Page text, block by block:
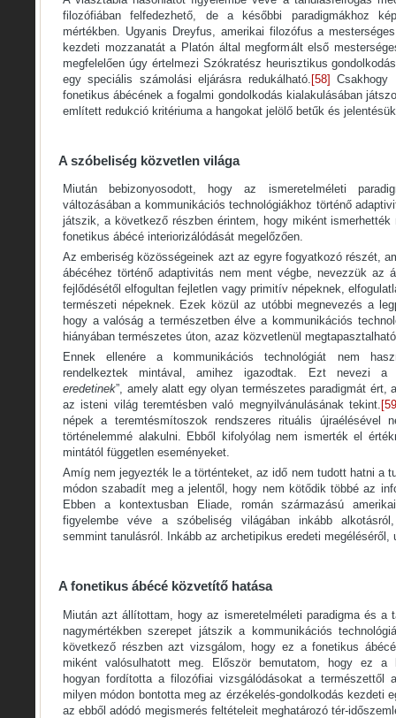
filozófiában felfedezhető, de a későbbi paradigmákhoz
mértékben. Ugyanis Dreyfus, amerikai filozófus a
kezdeti mozzanatát a Platón által megformált első
megfelelően úgy értelmezi Szókratész heurisztikus
egy speciális számolási eljárásra redukálható. [58] Csakhogy
fonetikus ábécének a fogalmi gondolkodás kialakulásában
említett redukció kritériuma a hangokat jelölő betűk és
A szóbeliség közvetlen világa
Miután bebizonyosodott, hogy az ismeretelméleti
változásában a kommunikációs technológiákhoz történő
játszik, a következő részben érintem, hogy miként
fonetikus ábécé interiorizálódását megelőzően.
Az emberiség közösségeinek azt az egyre fogyatkozó részét,
ábécéhez történő adaptivitás nem ment végbe, nevezzük az
fejlődésétől elfogultan fejletlen vagy primitív népeknek,
természeti népeknek. Ezek közül az utóbbi megnevezés a
hogy a valóság a természetben élve a kommunikációs
hiányában természetes úton, azaz közvetlenül
Ennek ellenére a kommunikációs technológiát nem
rendelkeztek mintával, amihez igazodtak. Ezt nevezi a
eredetinek”, amely alatt egy olyan természetes paradigmát ért,
az isteni világ teremtésben való megnyilvánulásának tekint.
népek a teremtésmítoszok rendszeres rituális újraélésével
történelemmé alakulni. Ebből kifolyólag nem ismerték el
mintától független eseményeket.
Amíg nem jegyezték le a történteket, az idő nem tudott hatni a
módon szabadít meg a jelentől, hogy nem kötődik többé az
Ebben a kontextusban Eliade, román származású
figyelembe véve a szóbeliség világában inkább
semmint tanulásról. Inkább az archetipikus eredeti megéléséről,
A fonetikus ábécé közvetítő hatása
Miután azt állítottam, hogy az ismeretelméleti paradigma és a
nagymértékben szerepet játszik a kommunikációs
következő részben azt vizsgálom, hogy ez a fonetikus
miként valósulhatott meg. Először bemutatom, hogy ez a
hogyan fordította a filozófiai vizsgálódásokat a természettől
milyen módon bontotta meg az érzékelés-gondolkodás kezdeti
az ebből adódó megismerés feltételeit meghatározó tér-